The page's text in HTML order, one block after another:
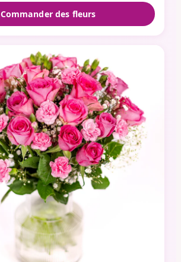
Commander des fleurs